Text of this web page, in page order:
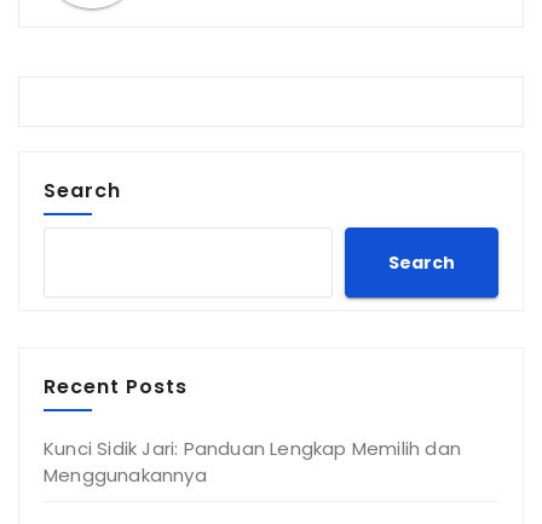
Search
Search
Recent Posts
Kunci Sidik Jari: Panduan Lengkap Memilih dan
Menggunakannya